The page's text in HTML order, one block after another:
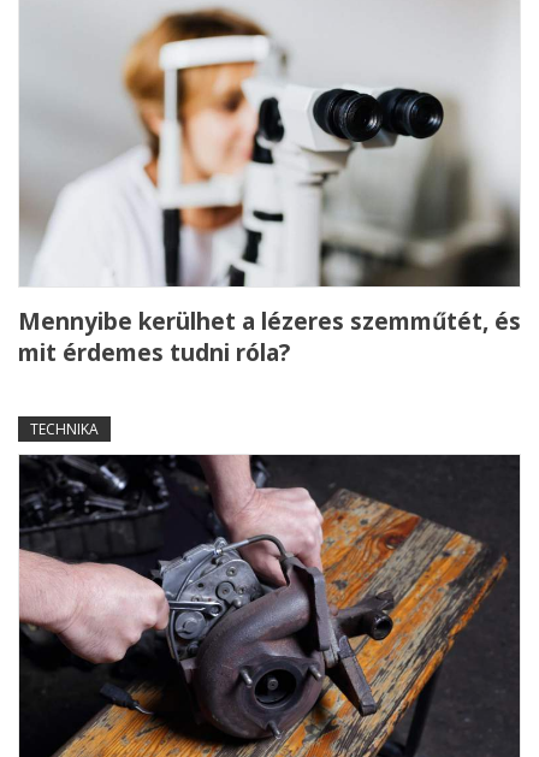
Mennyibe kerülhet a lézeres szemműtét, és
mit érdemes tudni róla?
TECHNIKA